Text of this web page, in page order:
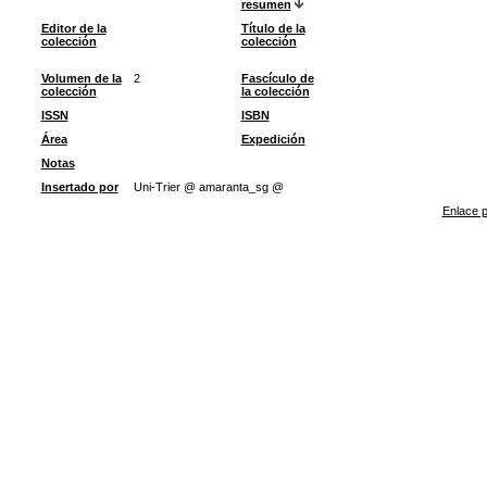
resumen
Editor de la
colección
Título de la
colección
Volumen de la
colección
2
Fascículo de
la colección
ISSN
ISBN
Área
Expedición
Notas
Insertado por
Uni-Trier @ amaranta_sg @
Enlace